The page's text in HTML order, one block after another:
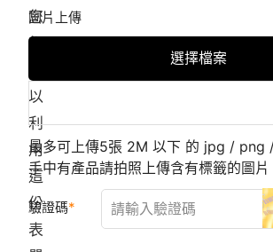
您
都
以
利
用
這
份
表
圖片上傳
選擇檔案
最多可上傳5張 2M 以下 的 jpg / png
手中有產品請拍照上傳含有標籤的圖片
驗證碼